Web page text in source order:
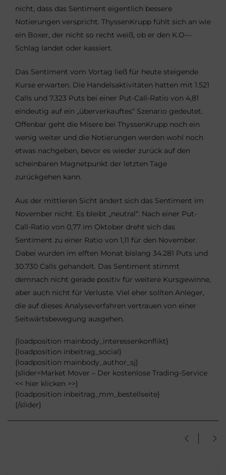
nicht, dass das Sentiment eigentlich bessere
Notierungen verspricht. ThyssenKrupp fühlt sich an wie
ein Boxer, der nicht so recht weiß, ob er den K.O—
Schlag landet oder kassiert.
Das Sentiment vom Vortag ließ für heute steigende
Kurse erwarten. Die Handelsaktivitäten hatten mit 1.521
Calls und 7.323 Puts bei einer Put-Call-Ratio von 4,81
eindeutig auf ein „überverkauftes“ Szenario gedeutet.
Offenbar geht die Misere bei ThyssenKrupp noch ein
wenig weiter und die Notierungen werden wohl noch
etwas nachgeben, bevor es wieder zurück auf den
scheinbaren Magnetpunkt der letzten Tage
zurückgehen kann.
Aus der mittleren Sicht ändert sich das Sentiment im
November nicht. Es bleibt „neutral“. Nach einer Put-
Call-Ratio von 0,77 im Oktober dreht sich das
Sentiment zu einer Ratio von 1,11 für den November.
Dabei wurden im elften Monat bislang 34.281 Puts und
30.730 Calls gehandelt. Das Sentiment stimmt
demnach nicht gerade positiv für weitere Kursgewinne,
aber auch nicht für Verluste. Viel eher sollten Anleger,
die auf dieses Analyseverfahren vertrauen von einer
Seitwärtsbewegung ausgehen.
{loadposition mainbody_interessenkonflikt}
{loadposition inbeitrag_social}
{loadposition mainbody_author_sj}
{slider=Market Mover – Der kostenlose Trading-Service
<< hier klicken >>}
{loadposition inbeitrag_mm_bestellseite}
{/slider}